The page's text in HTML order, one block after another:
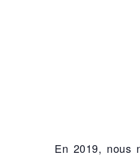
En 2019, nous